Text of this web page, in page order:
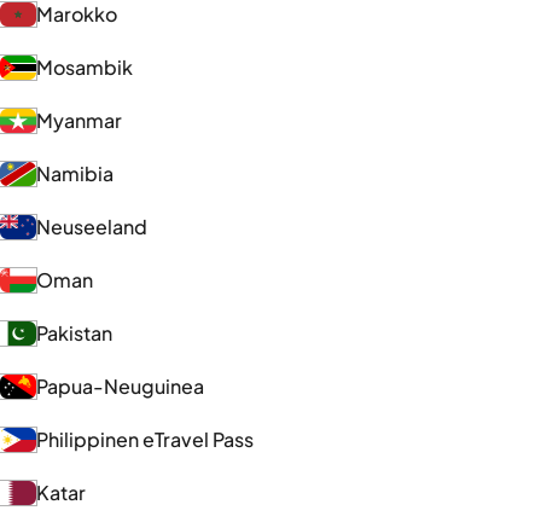
Marokko
Mosambik
Myanmar
Namibia
Neuseeland
Oman
Pakistan
Papua-Neuguinea
Philippinen eTravel Pass
Katar